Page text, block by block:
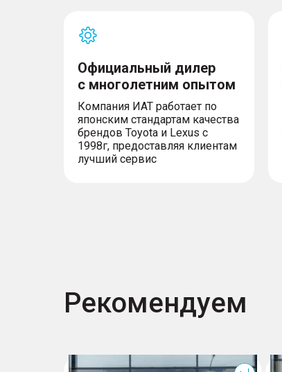
Официальный дилер
с многолетним опытом
Компания ИАТ работает по
японским стандартам качества
брендов Toyota и Lexus с
1998г, предоставляя клиентам
лучший сервис
Рекомендуем
T7